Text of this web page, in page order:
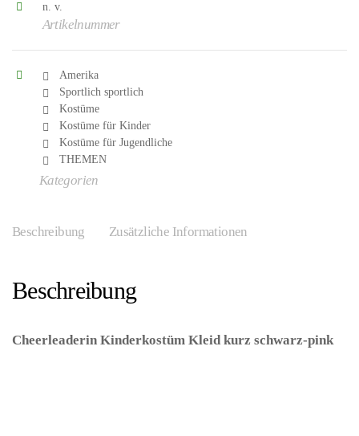
n. v.
Artikelnummer
Amerika
Sportlich sportlich
Kostüme
Kostüme für Kinder
Kostüme für Jugendliche
THEMEN
Kategorien
Beschreibung Zusätzliche Informationen
Beschreibung
Cheerleaderin Kinderkostüm Kleid kurz schwarz-pink–